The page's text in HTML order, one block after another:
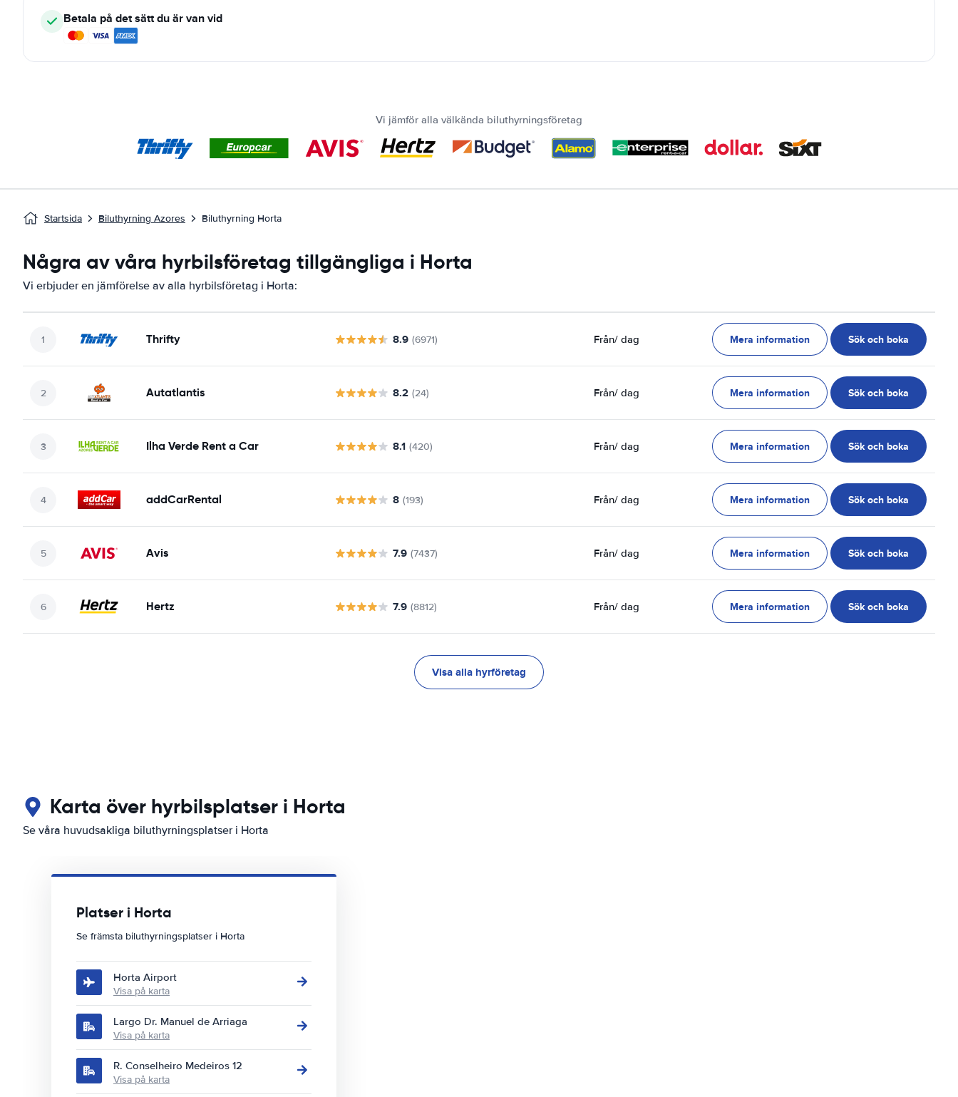
Betala på det sätt du är van vid
Vi jämför alla välkända biluthyrningsföretag
Startsida Biluthyrning Azores Biluthyrning Horta
Några av våra hyrbilsföretag tillgängliga i Horta
Vi erbjuder en jämförelse av alla hyrbilsföretag i Horta:
Thrifty 8.9 (6971) Från/ dag Mera information Sök och boka
Autatlantis 8.2 (24) Från/ dag Mera information Sök och boka
Ilha Verde Rent a Car 8.1 (420) Från/ dag Mera information Sök och boka
addCarRental 8 (193) Från/ dag Mera information Sök och boka
Avis 7.9 (7437) Från/ dag Mera information Sök och boka
Hertz 7.9 (8812) Från/ dag Mera information Sök och boka
Visa alla hyrföretag
Karta över hyrbilsplatser i Horta
Se våra huvudsakliga biluthyrningsplatser i Horta
Platser i Horta
Se främsta biluthyrningsplatser i Horta
Horta Airport
Visa på karta
Largo Dr. Manuel de Arriaga
Visa på karta
R. Conselheiro Medeiros 12
Visa på karta